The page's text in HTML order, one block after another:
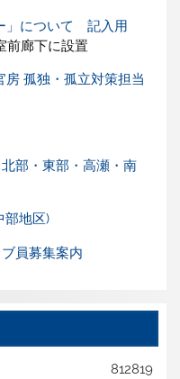
」について
記入用
廊下に設置
孤独・孤立対策担当
部・東部・高瀬・南
部地区)
員募集案内
812819